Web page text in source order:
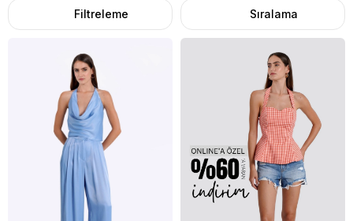
Filtreleme Sıralama